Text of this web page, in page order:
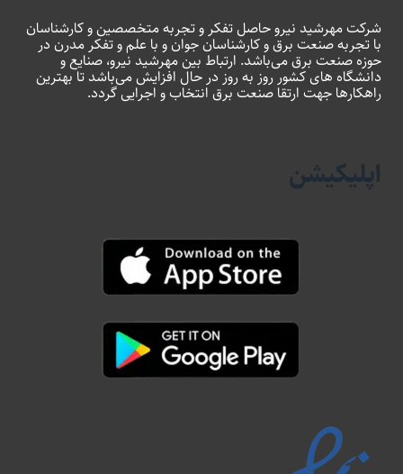
شرکت مهرشید نیرو حاصل تفکر و تجربه متخصصین و کارشناسان
با تجربه صنعت برق و کارشناسان جوان و با علم و تفکر مدرن در
حوزه صنعت برق می‌باشد. ارتباط بین مهرشید نیرو، صنایع و
دانشگاه های کشور روز به روز در حال افزایش می‌باشد تا بهترین
راهکارها جهت ارتقا صنعت برق انتخاب و اجرایی گردد.
اپلیکیشن